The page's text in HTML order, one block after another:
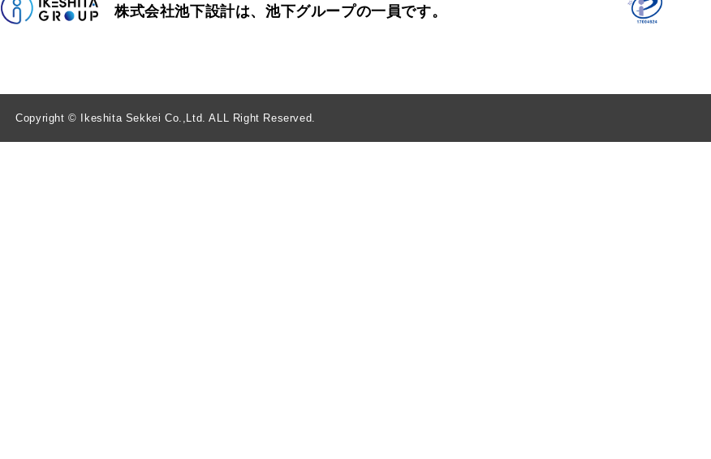
株式会社池下設計は、池下グループの一員です。
Copyright © Ikeshita Sekkei Co.,Ltd. ALL Right Reserved.